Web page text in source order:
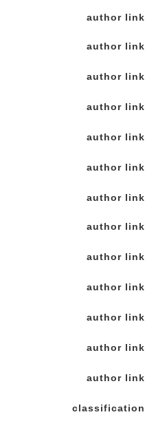
author link
author link
author link
author link
author link
author link
author link
author link
author link
author link
author link
author link
author link
classification